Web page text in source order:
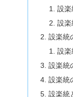
設楽
設楽
設楽統
設楽
設楽統
設楽統
設楽統